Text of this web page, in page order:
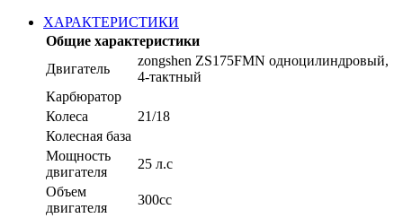
ХАРАКТЕРИСТИКИ
Общие характеристики
Двигатель
zongshen ZS175FMN одноцилиндровый,
4-тактный
Карбюратор
Колеса
21/18
Колесная база
Мощность
двигателя
25 л.с
Объем
двигателя
300сс